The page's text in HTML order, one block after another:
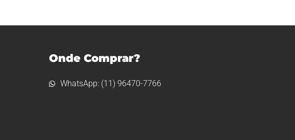
Onde Comprar?
WhatsApp: (11) 96470-7766